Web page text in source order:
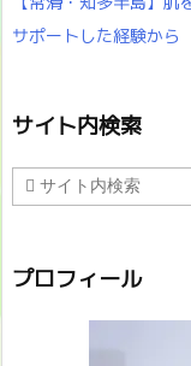
サポートした経験から
サイト内検索
プロフィール